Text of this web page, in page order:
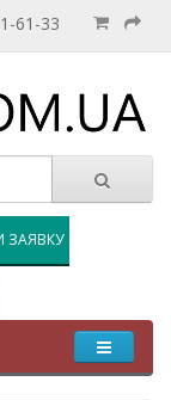
61-33